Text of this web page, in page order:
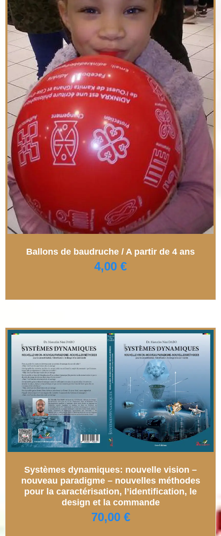
Ballons de baudruche / A partir de 4 ans
4,00 €
Systèmes dynamiques: nouvelle vision –
nouveau paradigme – nouvelles méthodes
pour la caractérisation, l’identification, le
design et la commande
70,00 €